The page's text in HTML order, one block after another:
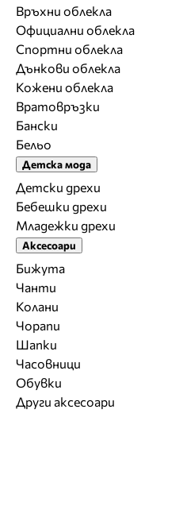
Връхни облекла
Официални облекла
Спортни облекла
Дънкови облекла
Кожени облекла
Вратовръзки
Бански
Бельо
Детска мода
Детски дрехи
Бебешки дрехи
Младежки дрехи
Аксесоари
Бижута
Чанти
Колани
Чорапи
Шапки
Часовници
Обувки
Други аксесоари